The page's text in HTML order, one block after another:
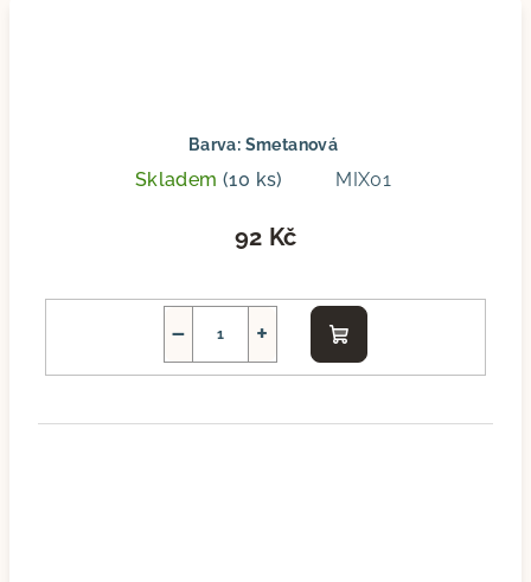
Barva: Smetanová
Skladem (10 ks) MIX01
92 Kč
+
−
Do
košíku